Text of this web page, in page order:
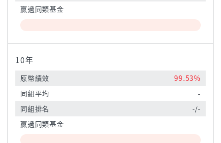
贏過同類基金
10年
原幣績效
99.53%
同組平均
-
同組排名
-/-
贏過同類基金